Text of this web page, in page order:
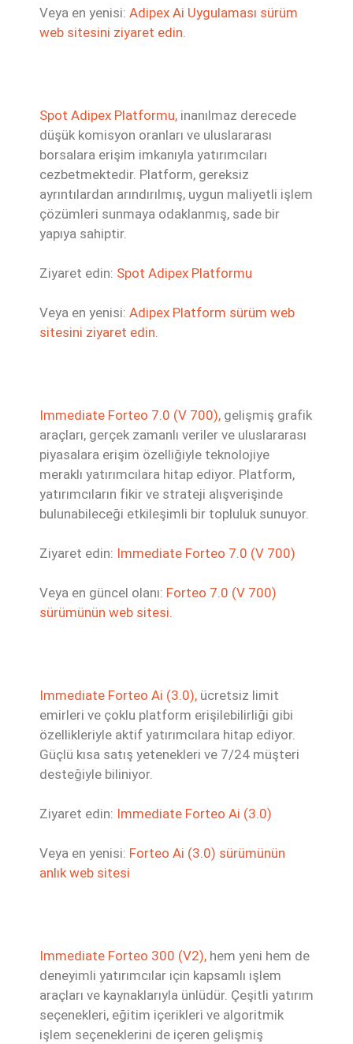
Veya en yenisi: Adipex Ai Uygulaması sürüm
web sitesini ziyaret edin.
Spot Adipex Platformu, inanılmaz derecede
düşük komisyon oranları ve uluslararası
borsalara erişim imkanıyla yatırımcıları
cezbetmektedir. Platform, gereksiz
ayrıntılardan arındırılmış, uygun maliyetli işlem
çözümleri sunmaya odaklanmış, sade bir
yapıya sahiptir.
Ziyaret edin: Spot Adipex Platformu
Veya en yenisi: Adipex Platform sürüm web
sitesini ziyaret edin.
Immediate Forteo 7.0 (V 700), gelişmiş grafik
araçları, gerçek zamanlı veriler ve uluslararası
piyasalara erişim özelliğiyle teknolojiye
meraklı yatırımcılara hitap ediyor. Platform,
yatırımcıların fikir ve strateji alışverişinde
bulunabileceği etkileşimli bir topluluk sunuyor.
Ziyaret edin: Immediate Forteo 7.0 (V 700)
Veya en güncel olanı: Forteo 7.0 (V 700)
sürümünün web sitesi.
Immediate Forteo Ai (3.0), ücretsiz limit
emirleri ve çoklu platform erişilebilirliği gibi
özellikleriyle aktif yatırımcılara hitap ediyor.
Güçlü kısa satış yetenekleri ve 7/24 müşteri
desteğiyle biliniyor.
Ziyaret edin: Immediate Forteo Ai (3.0)
Veya en yenisi: Forteo Ai (3.0) sürümünün
anlık web sitesi
Immediate Forteo 300 (V2), hem yeni hem de
deneyimli yatırımcılar için kapsamlı işlem
araçları ve kaynaklarıyla ünlüdür. Çeşitli yatırım
seçenekleri, eğitim içerikleri ve algoritmik
işlem seçeneklerini de içeren gelişmiş